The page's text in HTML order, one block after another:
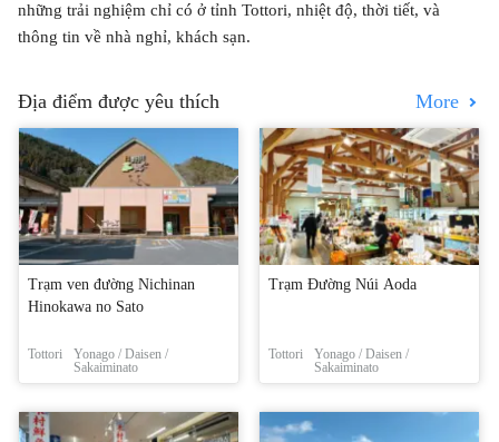
những trải nghiệm chỉ có ở tỉnh Tottori, nhiệt độ, thời tiết, và
thông tin về nhà nghỉ, khách sạn.
Địa điểm được yêu thích More
Trạm ven đường Nichinan
Hinokawa no Sato
Tottori
Yonago / Daisen /
Sakaiminato
Trạm Đường Núi Aoda
Tottori
Yonago / Daisen /
Sakaiminato